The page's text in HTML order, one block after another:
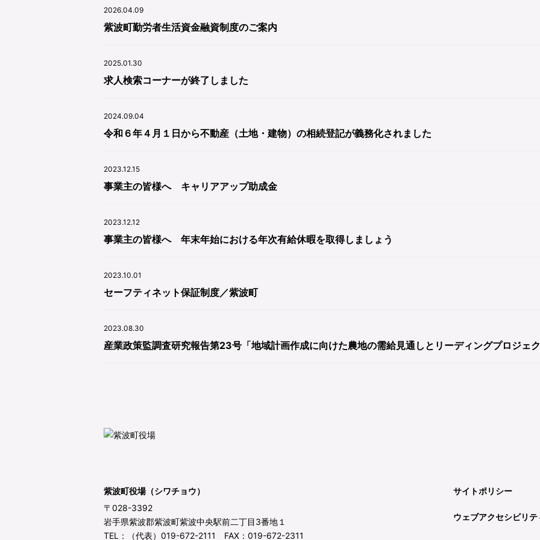
2026.04.09
紫波町勤労者生活資金融資制度のご案内
2025.01.30
求人検索コーナーが終了しました
2024.09.04
令和６年４月１日から不動産（土地・建物）の相続登記が義務化されました
2023.12.15
事業主の皆様へ キャリアアップ助成金
2023.12.12
事業主の皆様へ 年末年始における年次有給休暇を取得しましょう
2023.10.01
セーフティネット保証制度／紫波町
2023.08.30
産業政策監調査研究報告第23号「地域計画作成に向けた農地の需給見通しとリーディングプロジェ
紫波町役場（シワチョウ）
〒028-3392
岩手県紫波郡紫波町紫波中央駅前二丁目3番地１
TEL：（代表）019-672-2111 FAX：019-672-2311
サイトポリシー
ウェブアクセシビリテ